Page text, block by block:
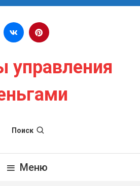
управления
Поиск
Меню